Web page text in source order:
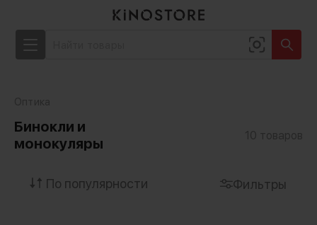
Бинокли и
монокуляры
Фильтры